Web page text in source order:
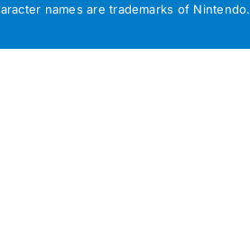
names are trademarks of Nintendo.